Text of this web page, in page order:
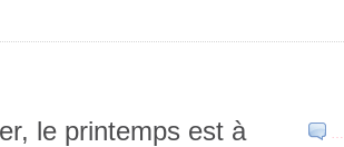
…
le printemps est à